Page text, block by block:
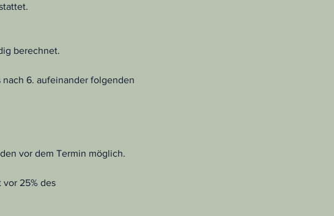
berechnet.
6. aufeinander folgenden
vor dem Termin möglich.
25% des